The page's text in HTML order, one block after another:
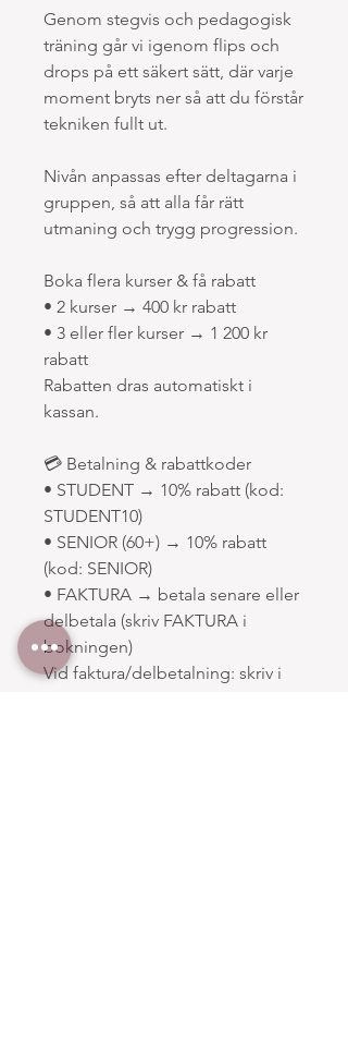
Genom stegvis och pedagogisk
träning går vi igenom flips och
drops på ett säkert sätt, där varje
moment bryts ner så att du förstår
tekniken fullt ut.
Nivån anpassas efter deltagarna i
gruppen, så att alla får rätt
utmaning och trygg progression.
Boka flera kurser & få rabatt
• 2 kurser → 400 kr rabatt
• 3 eller fler kurser → 1 200 kr
rabatt
Rabatten dras automatiskt i
kassan.
💳 Betalning & rabattkoder
• STUDENT → 10% rabatt (kod:
STUDENT10)
• SENIOR (60+) → 10% rabatt
(kod: SENIOR)
• FAKTURA → betala senare eller
delbetala (skriv FAKTURA i
bokningen)
Vid faktura/delbetalning: skriv i